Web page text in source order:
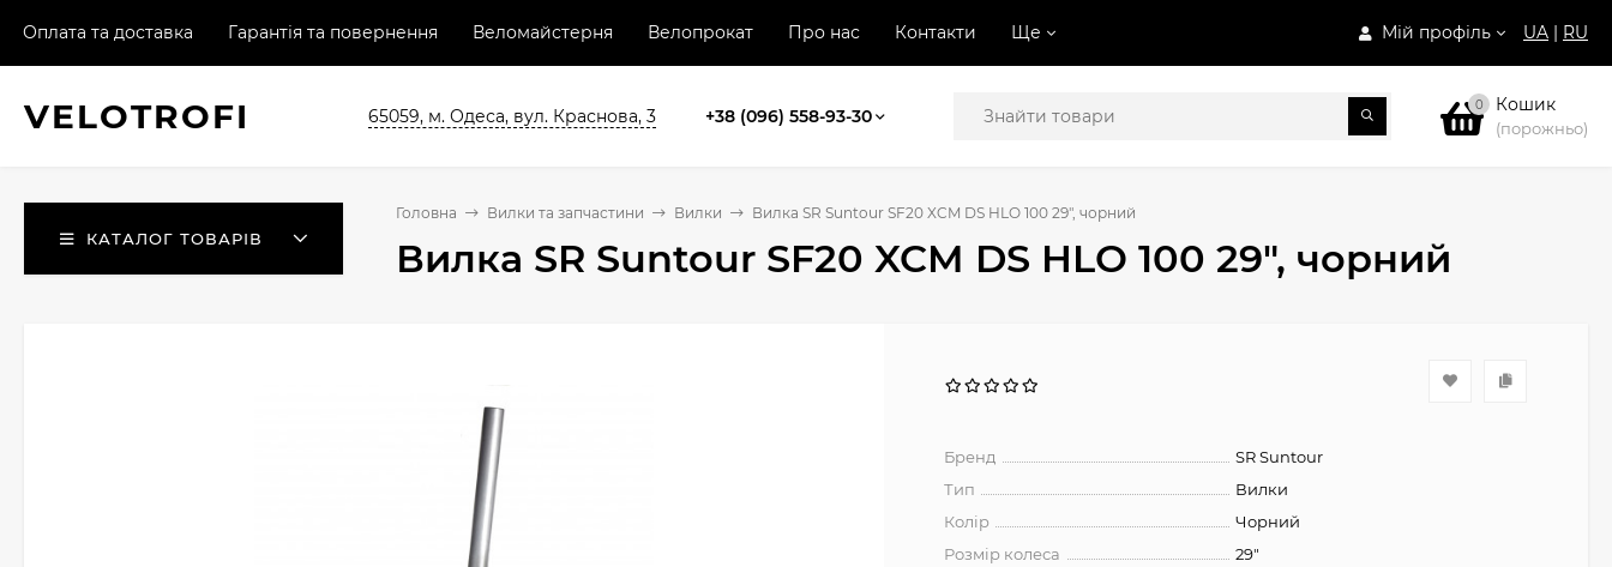
Мій профіль UA | RU
Оплата та доставка Гарантія та повернення Веломайстерня Велопрокат Про нас Контакти Ще
VELOTROFI 65059, м. Одеса, вул. Краснова, 3 +38 (096) 558-93-30 0 Кошик
(порожньо)
КАТАЛОГ ТОВАРІВ
Головна Вилки та запчастини Вилки Вилка SR Suntour SF20 XCM DS HLO 100 29", чорний
Вилка SR Suntour SF20 XCM DS HLO 100 29", чорний
Бренд
SR Suntour
Тип
Вилки
Колір
Чорний
Розмір колеса
29"